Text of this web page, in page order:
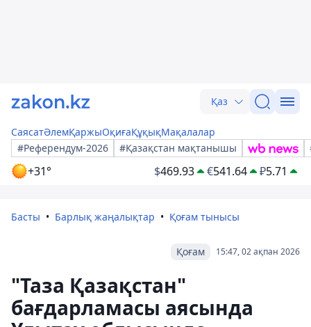
Қаз
СаясатӘлемҚаржыОқиғаҚұқықМақалалар
#Референдум-2026
#Қазақстан мақтанышы
+31° $469.93 €541.64 ₽5.71
Басты Барлық жаңалықтар Қоғам тынысы
15:47, 02 ақпан 2026
Қоғам
"Таза Қазақстан"
бағдарламасы аясында